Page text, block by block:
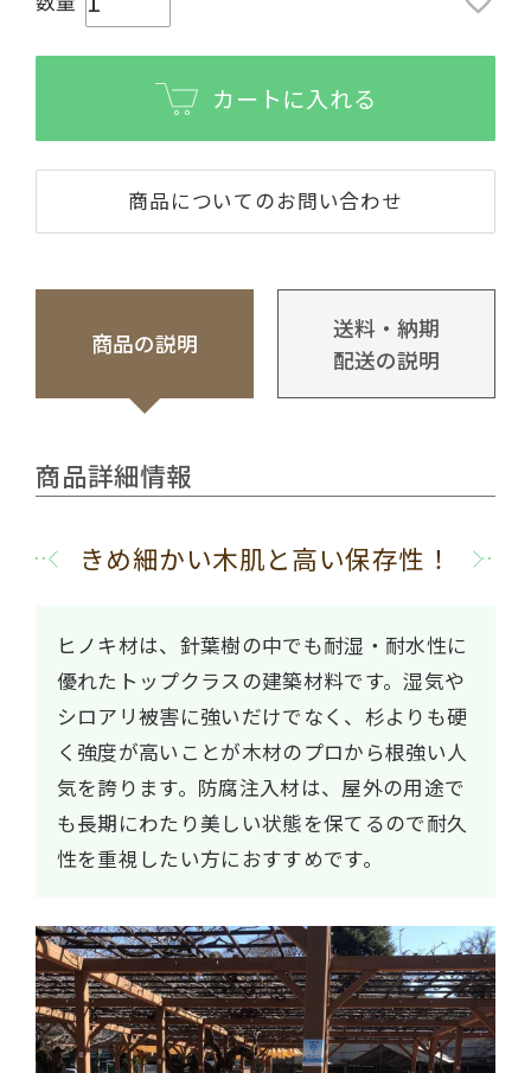
カートに入れる
商品についてのお問い合わせ
商品の説明
送料・納期
配送の説明
商品詳細情報
きめ細かい木肌と高い保存性！
ヒノキ材は、針葉樹の中でも耐湿・耐水性に
優れたトップクラスの建築材料です。湿気や
シロアリ被害に強いだけでなく、杉よりも硬
く強度が高いことが木材のプロから根強い人
気を誇ります。防腐注入材は、屋外の用途で
も長期にわたり美しい状態を保てるので耐久
性を重視したい方におすすめです。